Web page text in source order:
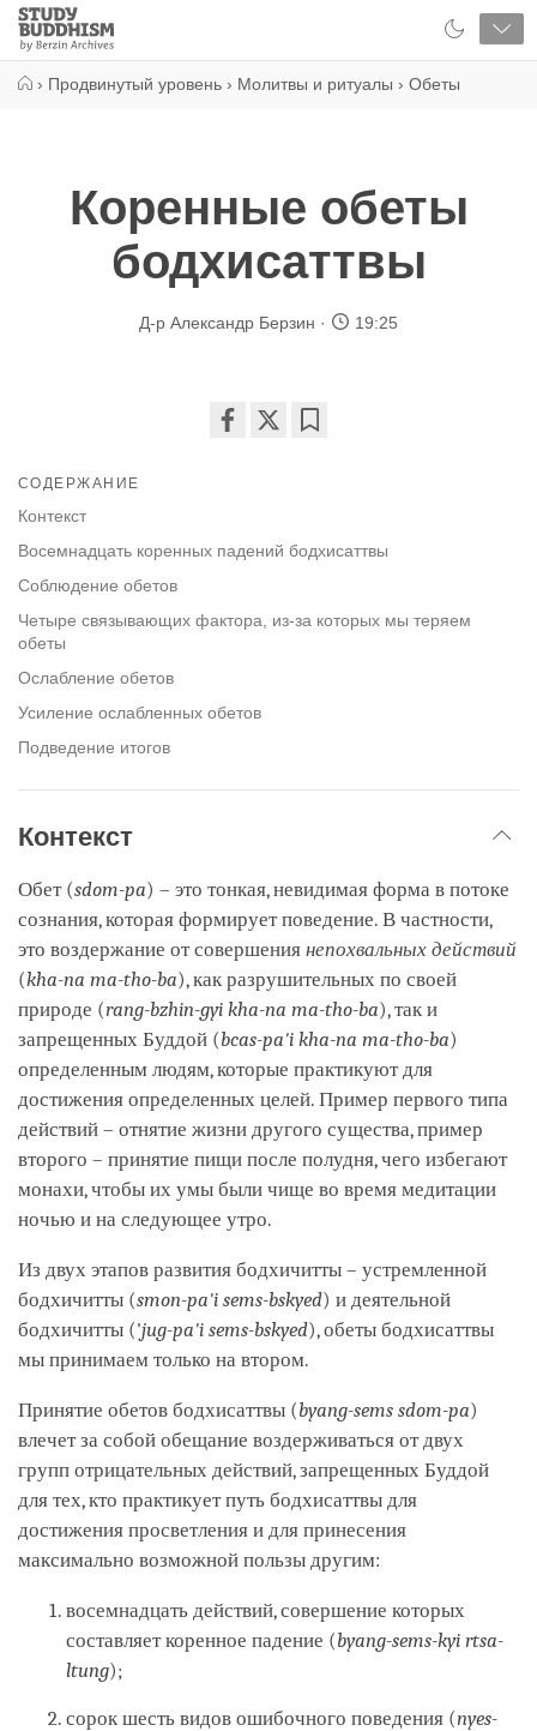
Close
Study
Buddhism
› Продвинутый уровень › Молитвы и ритуалы › Обеты
Коренные обеты
бодхисаттвы
Д-р Александр Берзин 19:25
СОДЕРЖАНИЕ
Контекст
Восемнадцать коренных падений бодхисаттвы
Соблюдение обетов
Четыре связывающих фактора, из-за которых мы теряем
обеты
Ослабление обетов
Усиление ослабленных обетов
Подведение итогов
Контекст
Обет (sdom-pa) – это тонкая, невидимая форма в потоке
сознания, которая формирует поведение. В частности,
это воздержание от совершения непохвальных действий
(kha-na ma-tho-ba), как разрушительных по своей
природе (rang-bzhin-gyi kha-na ma-tho-ba), так и
запрещенных Буддой (bcas-pa'i kha-na ma-tho-ba)
определенным людям, которые практикуют для
достижения определенных целей. Пример первого типа
действий – отнятие жизни другого существа, пример
второго – принятие пищи после полудня, чего избегают
монахи, чтобы их умы были чище во время медитации
ночью и на следующее утро.
Из двух этапов развития бодхичитты – устремленной
бодхичитты (smon-pa'i sems-bskyed) и деятельной
бодхичитты ('jug-pa'i sems-bskyed), обеты бодхисаттвы
мы принимаем только на втором.
Принятие обетов бодхисаттвы (byang-sems sdom-pa)
влечет за собой обещание воздерживаться от двух
групп отрицательных действий, запрещенных Буддой
для тех, кто практикует путь бодхисаттвы для
достижения просветления и для принесения
максимально возможной пользы другим:
восемнадцать действий, совершение которых
составляет коренное падение (byang-sems-kyi rtsa-
ltung);
сорок шесть видов ошибочного поведения (nyes-